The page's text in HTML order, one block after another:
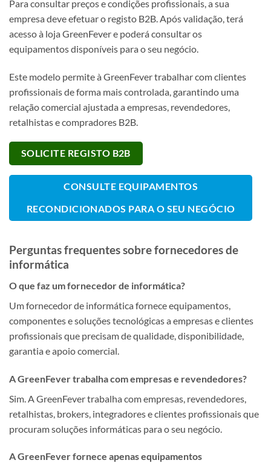
Para consultar preços e condições profissionais, a sua
empresa deve efetuar o registo B2B. Após validação, terá
acesso à loja GreenFever e poderá consultar os
equipamentos disponíveis para o seu negócio.
Este modelo permite à GreenFever trabalhar com clientes
profissionais de forma mais controlada, garantindo uma
relação comercial ajustada a empresas, revendedores,
retalhistas e compradores B2B.
SOLICITE REGISTO B2B
CONSULTE EQUIPAMENTOS
RECONDICIONADOS PARA O SEU NEGÓCIO
Perguntas frequentes sobre fornecedores de
informática
O que faz um fornecedor de informática?
Um fornecedor de informática fornece equipamentos,
componentes e soluções tecnológicas a empresas e clientes
profissionais que precisam de qualidade, disponibilidade,
garantia e apoio comercial.
A GreenFever trabalha com empresas e revendedores?
Sim. A GreenFever trabalha com empresas, revendedores,
retalhistas, brokers, integradores e clientes profissionais que
procuram soluções informáticas para o seu negócio.
A GreenFever fornece apenas equipamentos